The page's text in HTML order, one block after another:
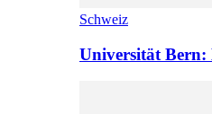
Schweiz
Universität Bern: